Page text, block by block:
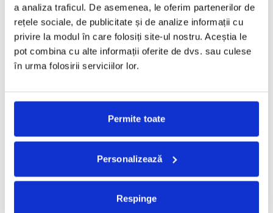
a analiza traficul. De asemenea, le oferim partenerilor de
rețele sociale, de publicitate și de analize informații cu
privire la modul în care folosiți site-ul nostru. Aceștia le
pot combina cu alte informații oferite de dvs. sau culese
în urma folosirii serviciilor lor.
Permite toate
Personalizează
Respinge
2017
2016
2013